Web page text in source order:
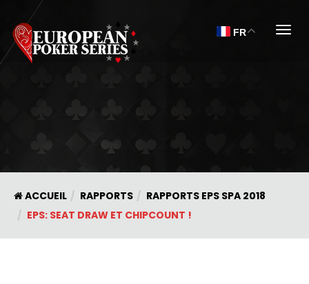
FR
ACCUEIL RAPPORTS
RAPPORTS EPS SPA 2018
EPS: SEAT DRAW ET CHIPCOUNT !